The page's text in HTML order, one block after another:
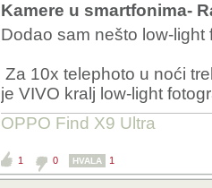
Kamere u smartfonima-
Dodao sam nešto low-
Za 10x telephoto u noći
je VIVO kralj low-light
OPPO Find X9 Ultra
1 0 HVALA 1